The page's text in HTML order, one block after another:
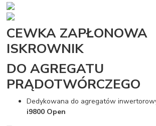
CEWKA ZAPŁONOWA
ISKROWNIK
DO AGREGATU
PRĄDOTWÓRCZEGO
Dedykowana do agregatów
i9800 Open